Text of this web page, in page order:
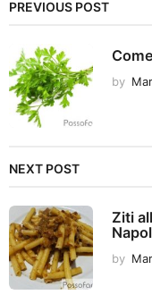
PREVIOUS POST
by
NEXT POST
Ziti
by